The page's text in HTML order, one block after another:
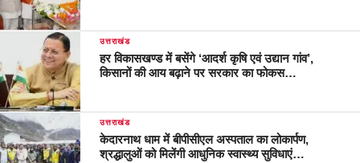
उत्तराखंड
हर विकासखण्ड में बसेंगे ‘आदर्श कृषि एवं उद्यान गांव’,
किसानों की आय बढ़ाने पर सरकार का फोकस…
उत्तराखंड
केदारनाथ धाम में बीपीसीएल अस्पताल का लोकार्पण,
श्रद्धालुओं को मिलेंगी आधुनिक स्वास्थ्य सुविधाएं…